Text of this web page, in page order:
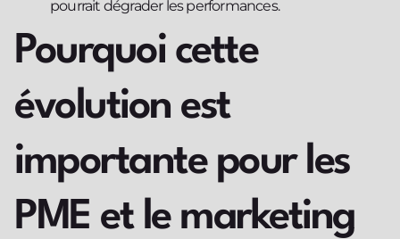
pourrait dégrader les performances.
Pourquoi cette
évolution est
importante pour les
PME et le marketing